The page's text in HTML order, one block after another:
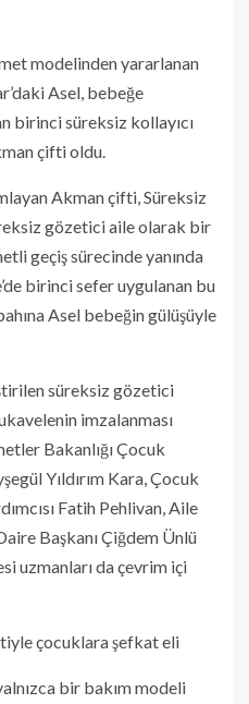
modelinden yararlanan
Asel, bebeğe
birinci süreksiz kollayıcı
çifti oldu.
Akman çifti, Süreksiz
gözetici aile olarak bir
geçiş sürecinde yanında
birinci sefer uygulanan bu
Asel bebeğin gülüşüyle
süreksiz gözetici
imzalanması
Bakanlığı Çocuk
Yıldırım Kara, Çocuk
Fatih Pehlivan, Aile
Başkanı Çiğdem Ünlü
uzmanları da çevrim içi
çocuklara şefkat eli
bir bakım modeli